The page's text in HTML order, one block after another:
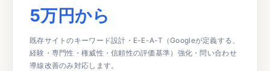
5万円から
既存サイトのキーワード設計・E-E-A-T（Googleが定義する、
経験・専門性・権威性・信頼性の評価基準）強化・問い合わせ
導線改善のみ対応します。